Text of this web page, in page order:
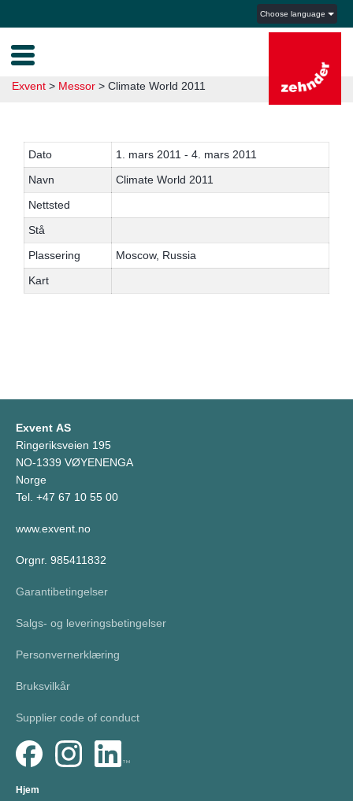
Choose language
Exvent > Messor > Climate World 2011
Dato
1. mars 2011 - 4. mars 2011
Navn
Climate World 2011
Nettsted
Stå
Plassering
Moscow, Russia
Kart
Exvent AS
Ringeriksveien 195
NO-1339 VØYENENGA
Norge
Tel. +47 67 10 55 00
www.exvent.no
Orgnr. 985411832
Garantibetingelser
Salgs- og leveringsbetingelser
Personvernerklæring
Bruksvilkår
Supplier code of conduct
Hjem